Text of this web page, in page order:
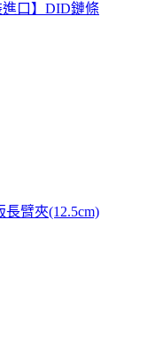
口】DID鏈條
臂夾(12.5cm)